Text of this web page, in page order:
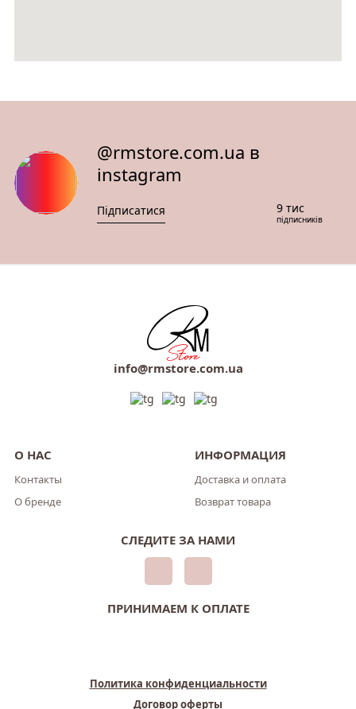
@rmstore.com.ua в
instagram
Підписатися 9 тис
підписників
info@rmstore.com.ua
О НАС
Контакты
О бренде
ИНФОРМАЦИЯ
Доставка и оплата
Возврат товара
СЛЕДИТЕ ЗА НАМИ
ПРИНИМАЕМ К ОПЛАТЕ
Политика конфиденциальности
Договор оферты